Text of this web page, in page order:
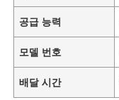
공급 능력
모델 번호
배달 시간